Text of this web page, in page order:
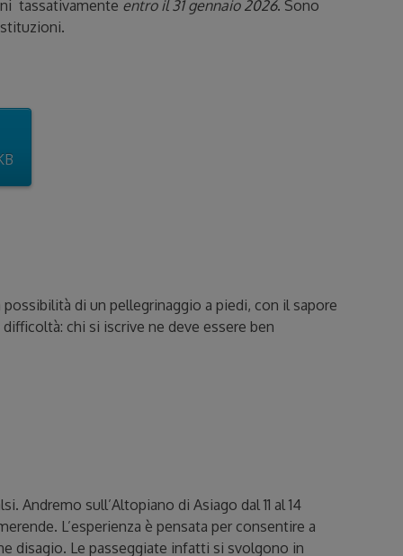
tassativamente entro il 31 gennaio 2026. Sono
di un pellegrinaggio a piedi, con il sapore
chi si iscrive ne deve essere ben
Andremo sull’Altopiano di Asiago dal 11 al 14
L’esperienza è pensata per consentire a
disagio. Le passeggiate infatti si svolgono in